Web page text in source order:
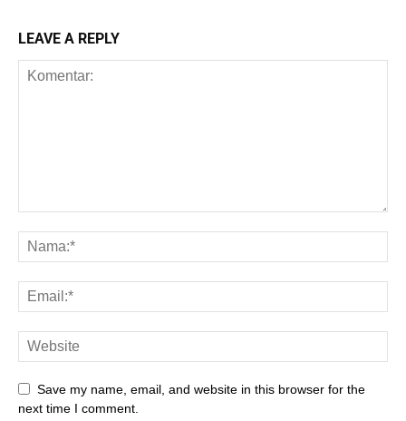
LEAVE A REPLY
Save my name, email, and website in this browser for the
next time I comment.